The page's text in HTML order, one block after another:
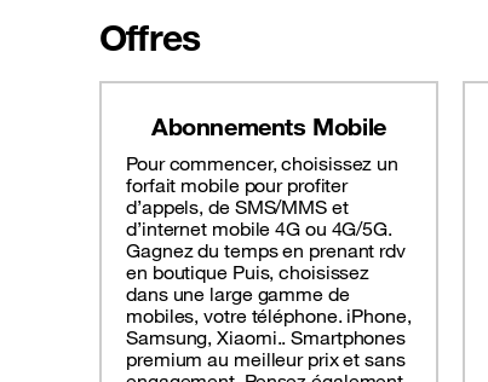
Offres
Abonnements Mobile
Pour commencer, choisissez un
forfait mobile pour profiter
d’appels, de SMS/MMS et
d’internet mobile 4G ou 4G/5G.
Gagnez du temps en prenant rdv
en boutique Puis, choisissez
dans une large gamme de
mobiles, votre téléphone. iPhone,
Samsung, Xiaomi.. Smartphones
premium au meilleur prix et sans